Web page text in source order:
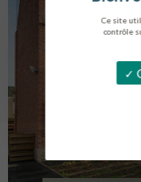
Ce site
contrôle